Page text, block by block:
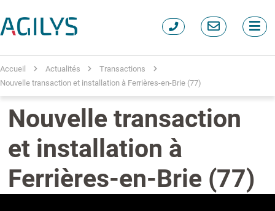
Accueil Actualités
Transactions
Nouvelle transaction et installation à Ferrières-en-Brie (77)
Nouvelle transaction
et installation à
Ferrières-en-Brie (77)